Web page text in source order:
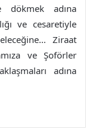
adına
ve cesaretiyle
Ziraat
ve Şoförler
adına